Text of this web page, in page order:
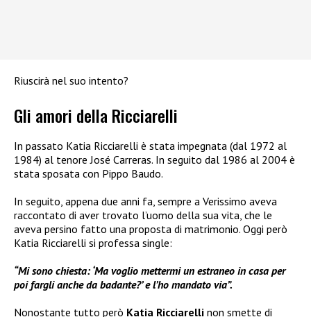
Riuscirà nel suo intento?
Gli amori della Ricciarelli
In passato Katia Ricciarelli è stata impegnata (dal 1972 al
1984) al tenore José Carreras. In seguito dal 1986 al 2004 è
stata sposata con Pippo Baudo.
In seguito, appena due anni fa, sempre a Verissimo aveva
raccontato di aver trovato l’uomo della sua vita, che le
aveva persino fatto una proposta di matrimonio. Oggi però
Katia Ricciarelli si professa single:
“Mi sono chiesta: ‘Ma voglio mettermi un estraneo in casa per
poi fargli anche da badante?’ e l’ho mandato via”.
Nonostante tutto però Katia Ricciarelli non smette di